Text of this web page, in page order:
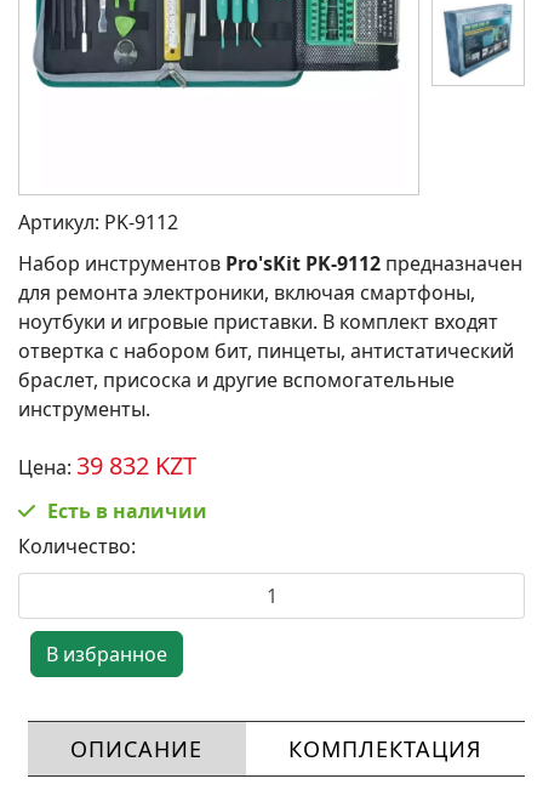
Артикул: PK-9112
Набор инструментов Pro'sKit PK-9112 предназначен
для ремонта электроники, включая смартфоны,
ноутбуки и игровые приставки. В комплект входят
отвертка с набором бит, пинцеты, антистатический
браслет, присоска и другие вспомогательные
инструменты.
Цена: 39 832 KZT
Есть в наличии
Количество:
ОПИСАНИЕ КОМПЛЕКТАЦИЯ